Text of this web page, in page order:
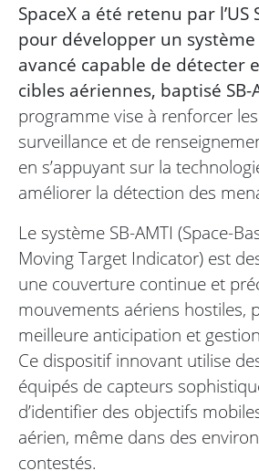
SpaceX a été retenu par l’US
pour développer un
avancé capable de détecter
cibles aériennes, baptisé SB-
programme vise à renforcer
surveillance et de
en s’appuyant sur la
améliorer la détection des
Le système SB-AMTI (Space-
Moving Target Indicator) est
une couverture continue et
mouvements aériens hostiles,
meilleure anticipation et
Ce dispositif innovant utilise
équipés de capteurs
d’identifier des objectifs
aérien, même dans des
contestés.